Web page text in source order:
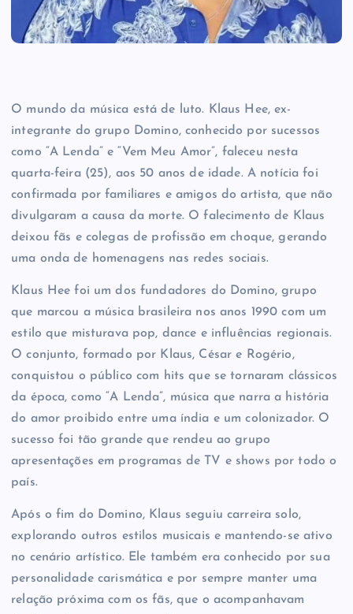
O mundo da música está de luto. Klaus Hee, ex-
integrante do grupo Domino, conhecido por sucessos
como “A Lenda” e “Vem Meu Amor”, faleceu nesta
quarta-feira (25), aos 50 anos de idade. A notícia foi
confirmada por familiares e amigos do artista, que não
divulgaram a causa da morte. O falecimento de Klaus
deixou fãs e colegas de profissão em choque, gerando
uma onda de homenagens nas redes sociais.
Klaus Hee foi um dos fundadores do Domino, grupo
que marcou a música brasileira nos anos 1990 com um
estilo que misturava pop, dance e influências regionais.
O conjunto, formado por Klaus, César e Rogério,
conquistou o público com hits que se tornaram clássicos
da época, como “A Lenda”, música que narra a história
do amor proibido entre uma índia e um colonizador. O
sucesso foi tão grande que rendeu ao grupo
apresentações em programas de TV e shows por todo o
país.
Após o fim do Domino, Klaus seguiu carreira solo,
explorando outros estilos musicais e mantendo-se ativo
no cenário artístico. Ele também era conhecido por sua
personalidade carismática e por sempre manter uma
relação próxima com os fãs, que o acompanhavam